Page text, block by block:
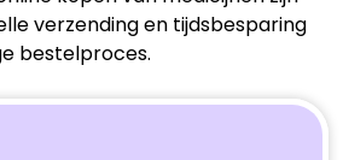
verzending en tijdsbesparing
bestelproces.